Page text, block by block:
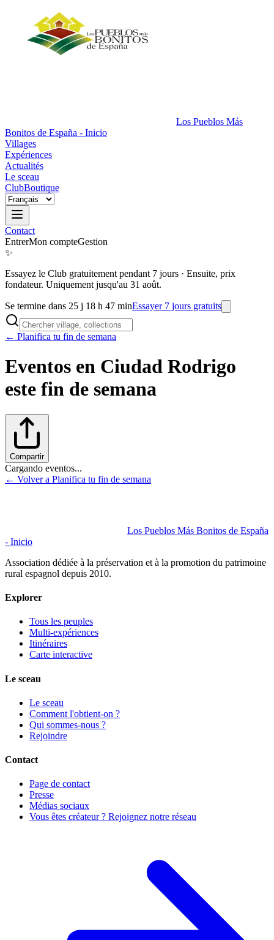
Los Pueblos Más
Bonitos de España - Inicio
Villages
Expériences
Actualités
Le sceau
ClubBoutique
Contact
EntrerMon compteGestion
✨
Essayez le Club gratuitement pendant 7 jours · Ensuite, prix
fondateur. Uniquement jusqu'au 31 août.
Se termine dans 25 j 18 h 47 minEssayer 7 jours gratuits
← Planifica tu fin de semana
Eventos en Ciudad Rodrigo
este fin de semana
Compartir
Cargando eventos...
← Volver a Planifica tu fin de semana
Los Pueblos Más Bonitos de España
- Inicio
Association dédiée à la préservation et à la promotion du patrimoine
rural espagnol depuis 2010.
Explorer
Tous les peuples
Multi-expériences
Itinéraires
Carte interactive
Le sceau
Le sceau
Comment l'obtient-on ?
Qui sommes-nous ?
Rejoindre
Contact
Page de contact
Presse
Médias sociaux
Vous êtes créateur ? Rejoignez notre réseau